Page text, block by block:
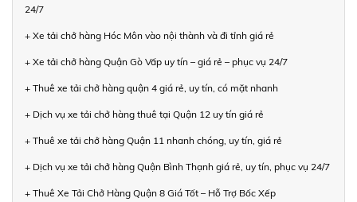
24/7
+ Xe tải chở hàng Hóc Môn vào nội thành và đi tỉnh giá rẻ
+ Xe tải chở hàng Quận Gò Vấp uy tín – giá rẻ – phục vụ 24/7
+ Thuê xe tải chở hàng quận 4 giá rẻ, uy tín, có mặt nhanh
+ Dịch vụ xe tải chở hàng thuê tại Quận 12 uy tín giá rẻ
+ Thuê xe tải chở hàng Quận 11 nhanh chóng, uy tín, giá rẻ
+ Dịch vụ xe tải chở hàng Quận Bình Thạnh giá rẻ, uy tín, phục vụ 24/7
+ Thuê Xe Tải Chở Hàng Quận 8 Giá Tốt – Hỗ Trợ Bốc Xếp